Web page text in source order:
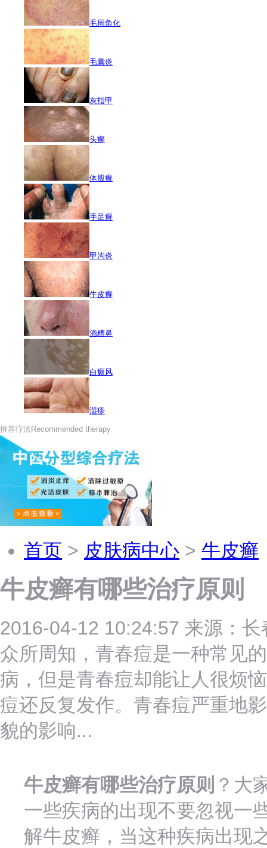
毛周角化
毛囊炎
灰指甲
头癣
体股癣
手足癣
甲沟炎
牛皮癣
酒糟鼻
白癜风
湿疹
推荐疗法Recommended therapy
首页 > 皮肤病中心 > 牛皮癣
牛皮癣有哪些治疗原则
2016-04-12 10:24:57 来源：
众所周知，青春痘是一种常见
病，但是青春痘却能让人很烦
痘还反复发作。青春痘严重地
貌的影响...
牛皮癣有哪些治疗原则 ？大
一些疾病的出现不要忽视一
解牛皮癣，当这种疾病出现